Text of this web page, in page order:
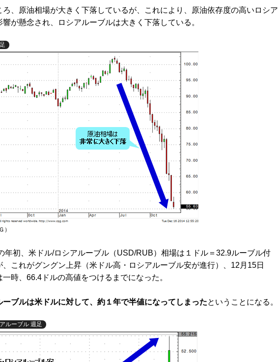
、原油相場が大きく下落しているが、これにより、原油依存度の高いロシア
響が懸念され、ロシアルーブルは大きく下落している。
）
初、米ドル/ロシアルーブル（USD/RUB）相場は１ドル＝32.9ルーブル付
、これがグングン上昇（米ドル高・ロシアルーブル安が進行）、12月15日
一時、66.4ドルの高値をつけるまでになった。
ーブルは米ドルに対して、約１年で半値になってしまったということになる。
ルーブル 週足